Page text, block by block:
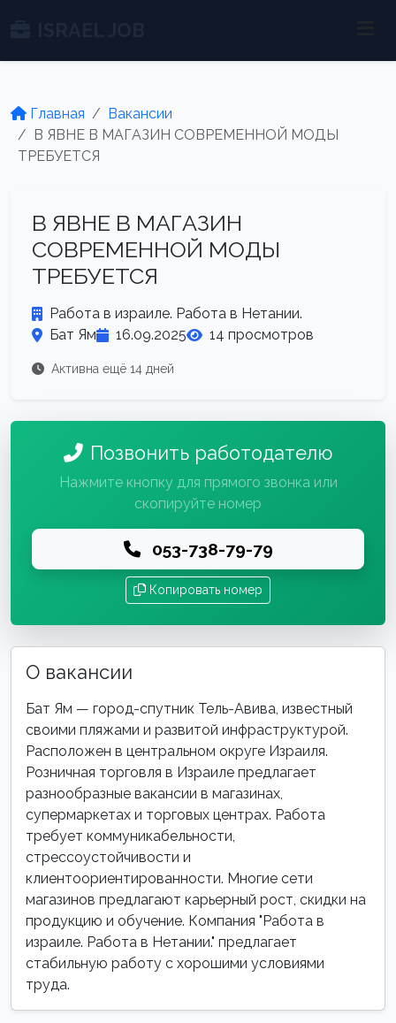
Главная
Вакансии
В ЯВНЕ В МАГАЗИН СОВРЕМЕННОЙ МОДЫ
ТРЕБУЕТСЯ
В ЯВНЕ В МАГАЗИН
СОВРЕМЕННОЙ МОДЫ
ТРЕБУЕТСЯ
Работа в израиле. Работа в Нетании.
Бат Ям
16.09.2025 14 просмотров
Активна ещё 14 дней
Позвонить работодателю
Нажмите кнопку для прямого звонка или
скопируйте номер
053-738-79-79
Копировать номер
О вакансии
Бат Ям — город-спутник Тель-Авива, известный
своими пляжами и развитой инфраструктурой.
Расположен в центральном округе Израиля.
Розничная торговля в Израиле предлагает
разнообразные вакансии в магазинах,
супермаркетах и торговых центрах. Работа
требует коммуникабельности,
стрессоустойчивости и
клиентоориентированности. Многие сети
магазинов предлагают карьерный рост, скидки на
продукцию и обучение. Компания "Работа в
израиле. Работа в Нетании." предлагает
стабильную работу с хорошими условиями
труда.